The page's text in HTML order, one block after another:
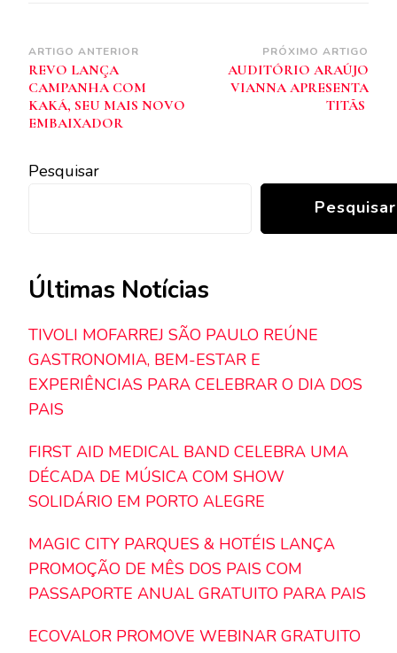
Navegação
de
post
ARTIGO ANTERIOR
REVO LANÇA
CAMPANHA COM
KAKÁ, SEU MAIS NOVO
EMBAIXADOR
PRÓXIMO ARTIGO
AUDITÓRIO ARAÚJO
VIANNA APRESENTA
TITÃS
Pesquisar
Pesquisar
Últimas Notícias
TIVOLI MOFARREJ SÃO PAULO REÚNE
GASTRONOMIA, BEM-ESTAR E
EXPERIÊNCIAS PARA CELEBRAR O DIA DOS
PAIS
FIRST AID MEDICAL BAND CELEBRA UMA
DÉCADA DE MÚSICA COM SHOW
SOLIDÁRIO EM PORTO ALEGRE
MAGIC CITY PARQUES & HOTÉIS LANÇA
PROMOÇÃO DE MÊS DOS PAIS COM
PASSAPORTE ANUAL GRATUITO PARA PAIS
ECOVALOR PROMOVE WEBINAR GRATUITO